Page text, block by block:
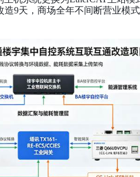
造9天，商场全年不间断营业模